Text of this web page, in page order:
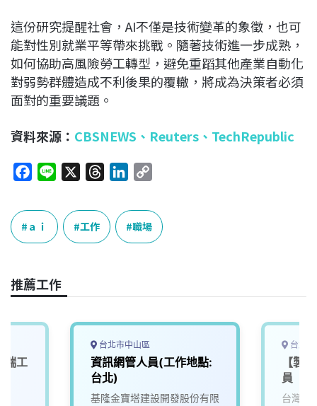
這份研究提醒社會，AI不僅是技術變革的象徵，也可
能對性別就業平等帶來挑戰。隨著技術進一步成熟，
如何協助高風險勞工轉型，避免重蹈其他產業自動化
對弱勢群體造成不利後果的覆轍，將成為決策者必須
面對的重要議題。
資料來源： CBSNEWS 、 Reuters、 TechRepublic
c
e
b
o
k
e
e
a
n
k
e
n
p
L
k
ａｉ 工作 職場
推薦工作
端工
台北市中山區
資訊網管人員(工作地點:
台北)
基隆金寶塔建設開發股份有限
台北
【製
員
台灣現